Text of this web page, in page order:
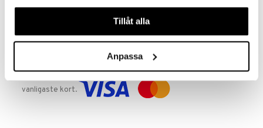
våra cookies vid fortsatt användande av vår webbplats.
Tillåt alla
Anpassa
GODKÄND AV LÄKEMEDELSVERKET
Läkemedelsverket gällande försäljning av läkemedel.
TRYGGA KÖP
Handla tryggt & säkert via faktura, delbetalning eller marknadens
vanligaste kort.